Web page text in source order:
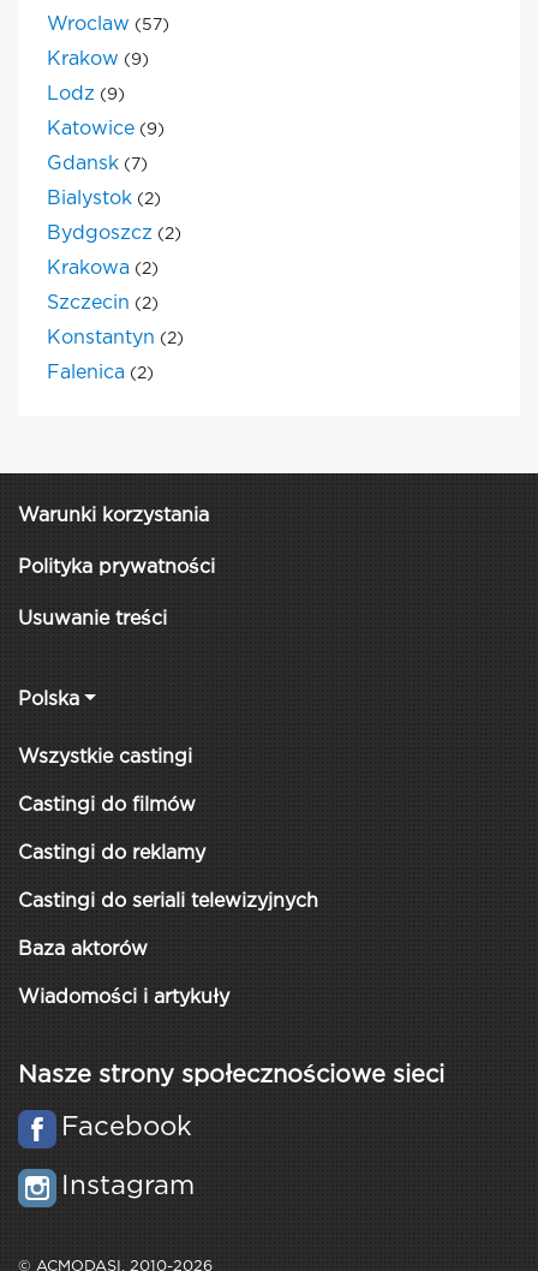
Wroclaw (57)
Krakow (9)
Lodz (9)
Katowice (9)
Gdansk (7)
Bialystok (2)
Bydgoszcz (2)
Krakowa (2)
Szczecin (2)
Konstantyn (2)
Falenica (2)
Warunki korzystania
Polityka prywatności
Usuwanie treści
Polska
Wszystkie castingi
Castingi do filmów
Castingi do reklamy
Castingi do seriali telewizyjnych
Baza aktorów
Wiadomości i artykuły
Nasze strony społecznościowe sieci
Facebook
Instagram
© ACMODASI, 2010-2026